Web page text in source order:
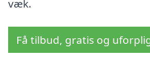
væk.
Få tilbud, gratis og